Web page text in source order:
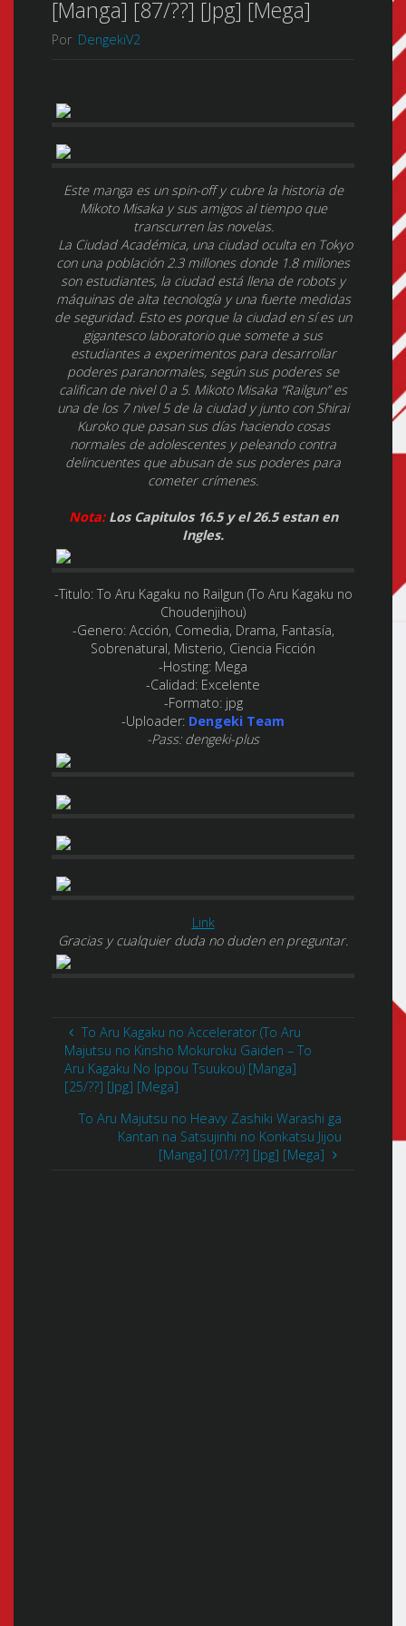
[Manga] [87/??] [Jpg] [Mega]
Por DengekiV2
Este manga es un spin-off y cubre la historia de
Mikoto Misaka y sus amigos al tiempo que
transcurren las novelas.
La Ciudad Académica, una ciudad oculta en Tokyo
con una población 2.3 millones donde 1.8 millones
son estudiantes, la ciudad está llena de robots y
máquinas de alta tecnología y una fuerte medidas
de seguridad. Esto es porque la ciudad en sí es un
gigantesco laboratorio que somete a sus
estudiantes a experimentos para desarrollar
poderes paranormales, según sus poderes se
califican de nivel 0 a 5. Mikoto Misaka “Railgun” es
una de los 7 nivel 5 de la ciudad y junto con Shirai
Kuroko que pasan sus días haciendo cosas
normales de adolescentes y peleando contra
delincuentes que abusan de sus poderes para
cometer crímenes.
Nota:Los Capitulos 16.5 y el 26.5 estan en
Ingles.
-Titulo:To Aru Kagaku no Railgun (To Aru Kagaku no
Choudenjihou)
-Genero:Acción, Comedia, Drama, Fantasía,
Sobrenatural, Misterio, Ciencia Ficción
-Hosting: Mega
-Calidad: Excelente
-Formato:jpg
-Uploader: Dengeki Team
-Pass: dengeki-plus
Link
Gracias y cualquier duda no duden en preguntar.
To Aru Kagaku no Accelerator (To Aru
Majutsu no Kinsho Mokuroku Gaiden – To
Aru Kagaku No Ippou Tsuukou) [Manga]
[25/??] [Jpg] [Mega]
To Aru Majutsu no Heavy Zashiki Warashi ga
Kantan na Satsujinhi no Konkatsu Jijou
[Manga] [01/??] [Jpg] [Mega]